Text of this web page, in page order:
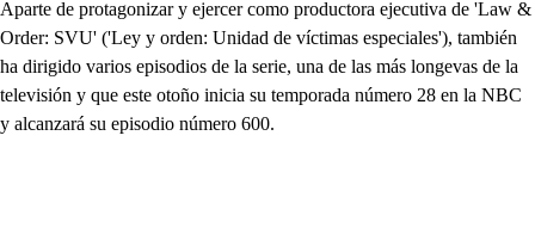
Aparte de protagonizar y ejercer como productora ejecutiva de 'Law &
Order: SVU' ('Ley y orden: Unidad de víctimas especiales'), también
ha dirigido varios episodios de la serie, una de las más longevas de la
televisión y que este otoño inicia su temporada número 28 en la NBC
y alcanzará su episodio número 600.